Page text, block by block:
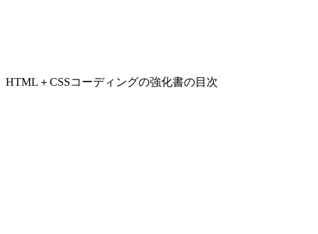
HTML＋CSSコーディングの強化書の目次